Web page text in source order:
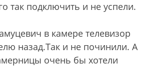
так подключить и не успели.
в камере телевизор
назад.Так и не починили. А
очень бы хотели